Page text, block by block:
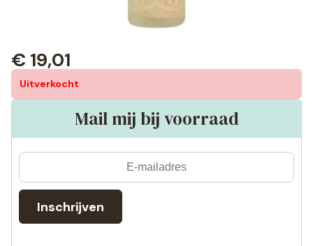
Uitverkocht
€ 19,01
Mail mij bij voorraad
Inschrijven